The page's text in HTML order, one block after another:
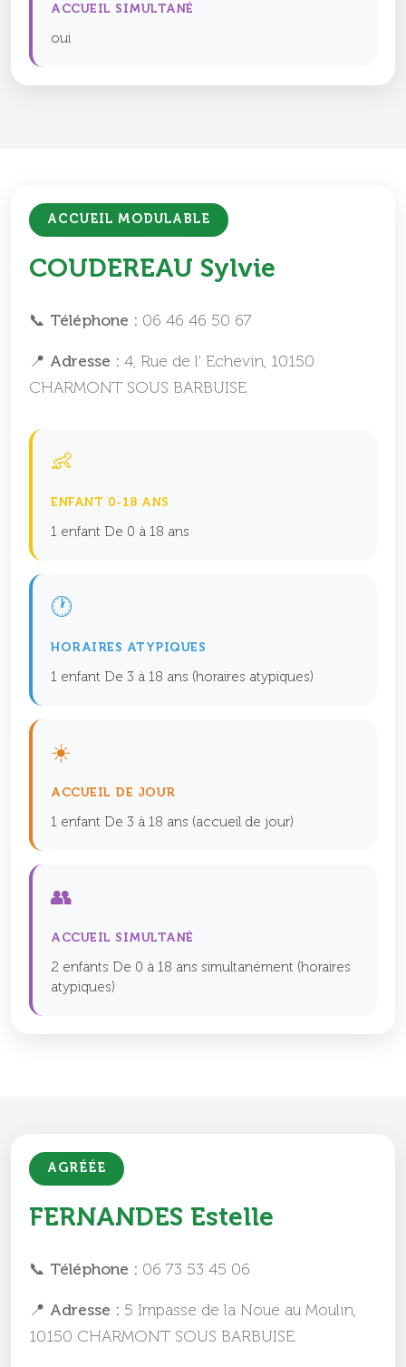
ACCUEIL SIMULTANÉ
oui
ACCUEIL MODULABLE
COUDEREAU Sylvie
📞 Téléphone : 06 46 46 50 67
📍 Adresse : 4, Rue de l' Echevin, 10150
CHARMONT SOUS BARBUISE
👶
ENFANT 0-18 ANS
1 enfant De 0 à 18 ans
🕐
HORAIRES ATYPIQUES
1 enfant De 3 à 18 ans (horaires atypiques)
☀️
ACCUEIL DE JOUR
1 enfant De 3 à 18 ans (accueil de jour)
👥
ACCUEIL SIMULTANÉ
2 enfants De 0 à 18 ans simultanément (horaires
atypiques)
AGRÉÉE
FERNANDES Estelle
📞 Téléphone : 06 73 53 45 06
📍 Adresse : 5 Impasse de la Noue au Moulin,
10150 CHARMONT SOUS BARBUISE